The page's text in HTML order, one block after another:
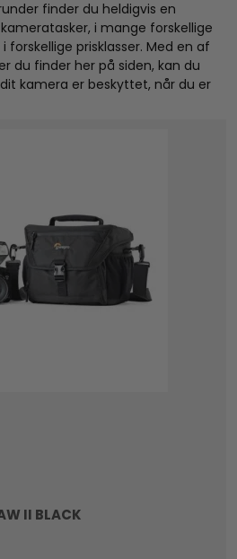
finder du heldigvis en
i mange forskellige
forskellige prisklasser. Med en af
du finder her på siden, kan du
kamera er beskyttet, når du er
II BLACK